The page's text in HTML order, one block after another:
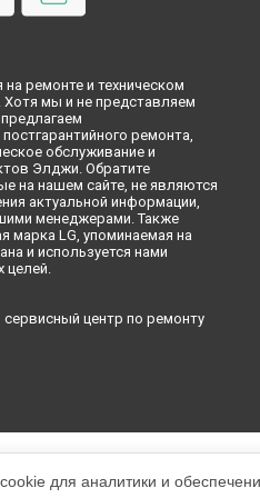
ремонте и техническом
Хотя мы и не представляем
ремонта,
обслуживание и
Элджи. Обратите
на нашем сайте, не являются
актуальной информации,
менеджерами. Также
марка LG, упоминаемая на
и используется нами
центр по ремонту
для аналитики и